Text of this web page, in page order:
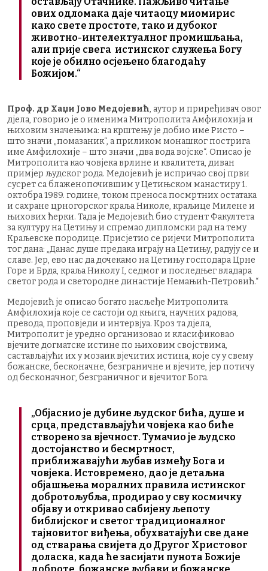
ових одломака даје читаоцу миомирис
како свете простоте, тако и дубоког
животно-интелектуалног промишљања,
али прије свега истинског служења Богу
које је обилно осјењено благодаћу
Божијом.“
Проф. др Хаџи Јово Медојевић, аутор и приређивач овог
дјела, говорио је о именима Митрополита Амфилохија и
њиховим значењима: на крштењу је добио име Ристо –
што значи „помазаник“, а приликом монашког пострига
име Амфилохије – што значи „два вода војске“. Описао је
Митрополита као човјека врлине и квалитета, диван
примјер људског рода. Медојевић је испричао свој први
сусрет са блаженопочившим у Цетињском манастиру 1.
октобра 1989. године, током преноса посмртних остатака
и сахране црногорског краља Николе, краљице Милене и
њихових ћерки. Тада је Медојевић био студент Факултета
за културу на Цетињу и спремао дипломски рад на тему
Краљевске породице. Присјетио се ријечи Митрополита
тог дана: „Данас душе предака играју на Цетињу, радују се и
славе. Јер, ево нас да дочекамо на Цетињу господара Црне
Горе и Брда, краља Николу I, седмог и последњег владара
светог рода и светородне династије Немањић-Петровић.“
Медојевић је описао богато насљеђе Митрополита
Амфилохија које се састоји од књига, научних радова,
превода, проповједи и интервјуа. Кроз та дјела,
Митрополит је уредно организовао и класификовао
вјечите догматске истине по њиховим својствима,
састављајући их у мозаик вјечитих истина, које су у свему
божанске, бесконачне, безграничне и вјечите, јер потичу
од бесконачног, безграничног и вјечитог Бога.
„Објаснио је дубине људског бића, душе и
срца, представљајући човјека као биће
створено за вјечност. Тумачио је људско
достојанство и бесмртност,
приближавајући љубав између Бога и
човјека. Истовремено, дао је детаљна
објашњења моралних правила истинског
добротољубља, продирао у сву космичку
објаву и откривао сабијену љепоту
библијског и светог традиционалног
тајновитог виђења, обухватајући све дане
од стварања свијета до Другог Христовог
доласка, када ће засијати пунота Божије